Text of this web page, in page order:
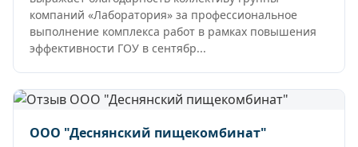
компаний «Лаборатория» за профессиональное
выполнение комплекса работ в рамках повышения
эффективности ГОУ в сентябр...
ООО "Деснянский пищекомбинат"